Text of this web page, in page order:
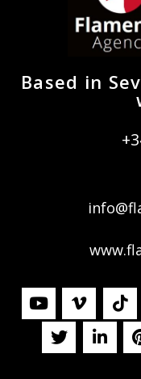
Based in